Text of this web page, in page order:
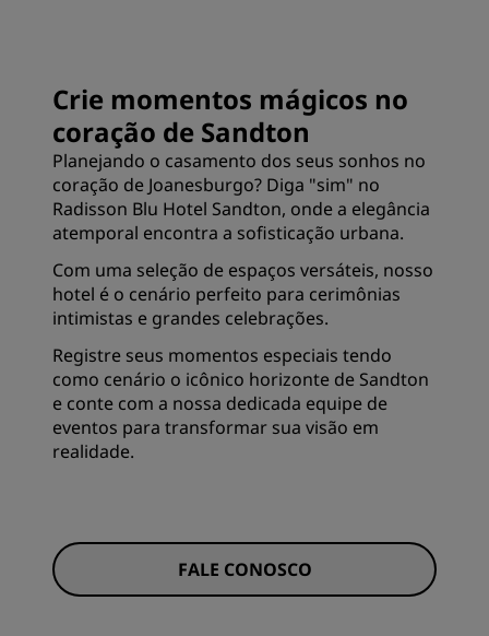
Crie momentos mágicos no
coração de Sandton
Planejando o casamento dos seus sonhos no
coração de Joanesburgo? Diga "sim" no
Radisson Blu Hotel Sandton, onde a elegância
atemporal encontra a sofisticação urbana.
Com uma seleção de espaços versáteis, nosso
hotel é o cenário perfeito para cerimônias
intimistas e grandes celebrações.
Registre seus momentos especiais tendo
como cenário o icônico horizonte de Sandton
e conte com a nossa dedicada equipe de
eventos para transformar sua visão em
realidade.
FALE CONOSCO